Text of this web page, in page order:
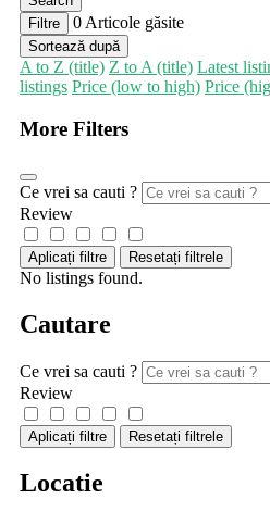
Filtre
0 Articole găsite
Sortează după
A to Z (title) Z to A (title) Latest
listings Price (low to high) Price
More Filters
Ce vrei sa cauti ?
Review
Aplicați filtre Resetați filtrele
No listings found.
Cautare
Ce vrei sa cauti ?
Review
Aplicați filtre Resetați filtrele
Locatie